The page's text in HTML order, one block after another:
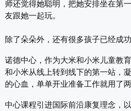
师还觉得她聪明，把她安排坐在第
友跟她一起玩。
除了朵朵外，还有很多孩子已经成
诺德中心，作为大米和小米儿童教
和小米从线上转到线下的第一站，
的心血，单单开业准备工作就用了两
中心课程引进国际前沿康复理念，